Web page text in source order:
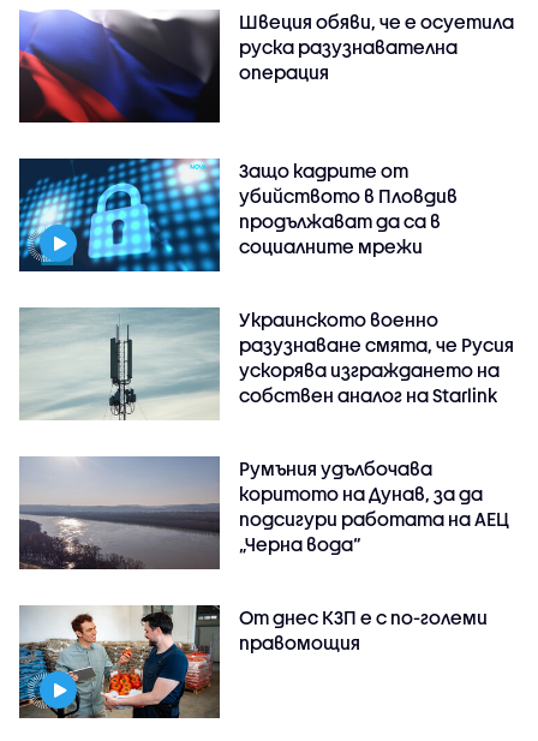
Швеция обяви, че е осуетила
руска разузнавателна
операция
Защо кадрите от
убийството в Пловдив
продължават да са в
социалните мрежи
Украинското военно
разузнаване смята, че Русия
ускорява изграждането на
собствен аналог на Starlink
Румъния удълбочава
коритото на Дунав, за да
подсигури работата на АЕЦ
„Черна вода“
От днес КЗП е с по-големи
правомощия